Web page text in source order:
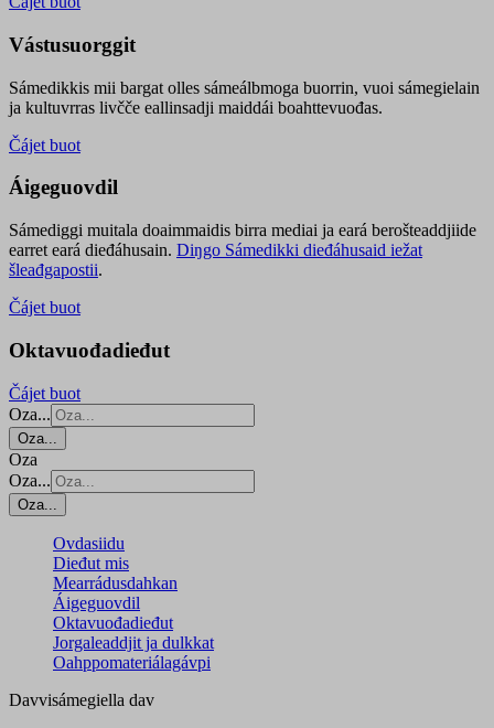
Vástusuorggit
Sámedikkis mii bargat olles sámeálbmoga buorrin, vuoi sámegielain
ja kultuvrras livčče eallinsadji maiddái boahttevuođas.
Čájet buot
Áigeguovdil
Sámediggi muitala doaimmaidis birra mediai ja eará berošteaddjiide
earret eará dieđáhusain. Diŋgo Sámedikki dieđáhusaid iežat
šleađgapostii.
Čájet buot
Oktavuođadieđut
Čájet buot
Oza...
Oza...
Oza
Oza...
Oza...
Ovdasiidu
Dieđut mis
Mearrádusdahkan
Áigeguovdil
Oktavuođadieđut
Jorgaleaddjit ja dulkkat
Oahppomateriálagávpi
Davvisámegiella dav